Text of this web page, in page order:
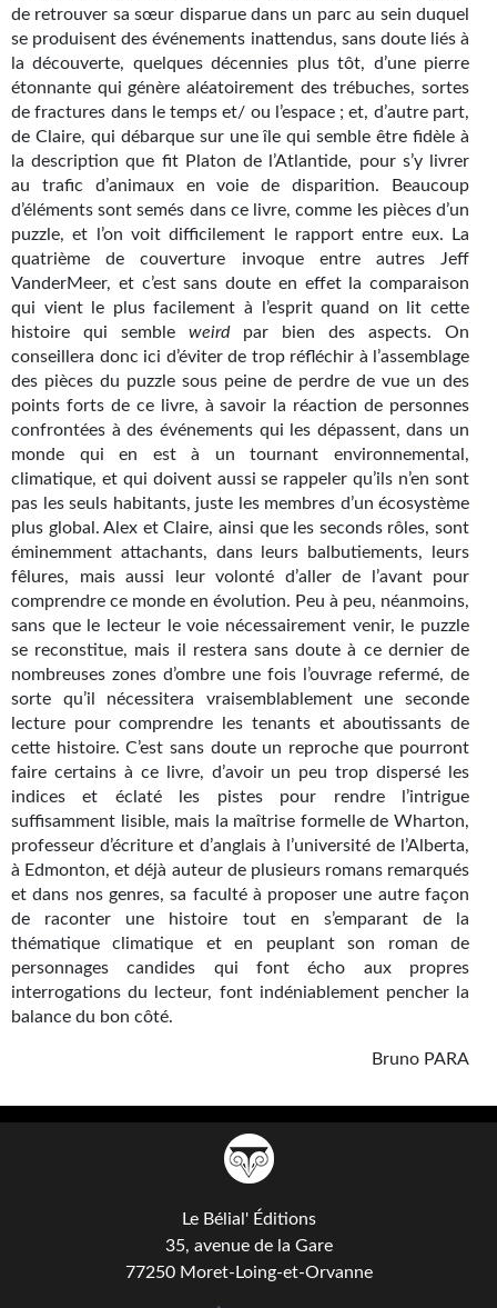
Yellow Submarine
NUMÉRIQUE
Romans et recueils
Une Heure-Lumière
Nouvelles
Bifrost
Livres audio
Gratuit
Sans DRM
BIFROST
Tous les numéros
En numérique
S'abonner
Les critiques
Le blog
Le prix des lecteurs
GOODIES
Goodies Gotland
Tirages d’art Une Heure-Lumière
PLUS
À paraître
Revue de presse
La Bibliothèque orbitale
de retrouver sa sœur disparue dans un parc au sein duquel
se produisent des événements inattendus, sans doute liés à
la découverte, quelques décennies plus tôt, d’une pierre
étonnante qui génère aléatoirement des trébuches, sortes
de fractures dans le temps et/ ou l’espace ; et, d’autre part,
de Claire, qui débarque sur une île qui semble être fidèle à
la description que fit Platon de l’Atlantide, pour s’y livrer
au trafic d’animaux en voie de disparition. Beaucoup
d’éléments sont semés dans ce livre, comme les pièces d’un
puzzle, et l’on voit difficilement le rapport entre eux. La
quatrième de couverture invoque entre autres Jeff
VanderMeer, et c’est sans doute en effet la comparaison
qui vient le plus facilement à l’esprit quand on lit cette
histoire qui semble weirdpar bien des aspects. On
conseillera donc ici d’éviter de trop réfléchir à l’assemblage
des pièces du puzzle sous peine de perdre de vue un des
points forts de ce livre, à savoir la réaction de personnes
confrontées à des événements qui les dépassent, dans un
monde qui en est à un tournant environnemental,
climatique, et qui doivent aussi se rappeler qu’ils n’en sont
pas les seuls habitants, juste les membres d’un écosystème
plus global. Alex et Claire, ainsi que les seconds rôles, sont
éminemment attachants, dans leurs balbutiements, leurs
fêlures, mais aussi leur volonté d’aller de l’avant pour
comprendre ce monde en évolution. Peu à peu, néanmoins,
sans que le lecteur le voie nécessairement venir, le puzzle
se reconstitue, mais il restera sans doute à ce dernier de
nombreuses zones d’ombre une fois l’ouvrage refermé, de
sorte qu’il nécessitera vraisemblablement une seconde
lecture pour comprendre les tenants et aboutissants de
cette histoire. C’est sans doute un reproche que pourront
faire certains à ce livre, d’avoir un peu trop dispersé les
indices et éclaté les pistes pour rendre l’intrigue
suffisamment lisible, mais la maîtrise formelle de Wharton,
professeur d’écriture et d’anglais à l’université de l’Alberta,
à Edmonton, et déjà auteur de plusieurs romans remarqués
et dans nos genres, sa faculté à proposer une autre façon
de raconter une histoire tout en s’emparant de la
thématique climatique et en peuplant son roman de
personnages candides qui font écho aux propres
interrogations du lecteur, font indéniablement pencher la
balance du bon côté.
Bruno PARA
Le Bélial' Éditions
35, avenue de la Gare
77250 Moret-Loing-et-Orvanne